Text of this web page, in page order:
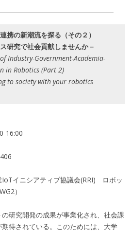
携の新潮流を探る（その２）
研究で社会貢献しませんか－
Industry-Government-Academia-
in Robotics (Part 2)
to society with your robotics
16:00
IoTイニシアティブ協議会(RRI) ロボッ
）
研究開発の成果が事業化され、社会課
待されている。このためには、大学